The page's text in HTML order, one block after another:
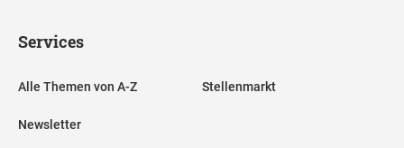
Services
Alle Themen von A-Z
Newsletter
Stellenmarkt